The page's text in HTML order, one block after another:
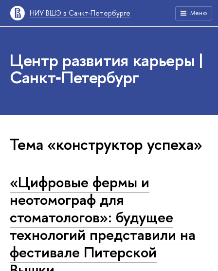
НИУ ВШЭ в Санкт-Петербурге Меню
Центр развития карьеры |
Санкт‑Петербург
Тема «конструктор успеха»
«Цифровые фермы и
неотомограф для
стоматологов»: будущее
технологий представили на
фестивале Питерской